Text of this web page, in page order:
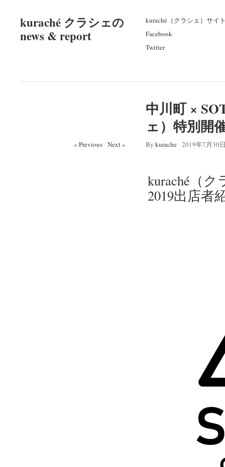
kuraché クラシェの
news & report
kuraché（クラシェ）サイ
Facebook
Twitter
中川町 ×
ェ）特別開
« Previous/ Next » By kurache/ 2019年7月30
kuraché（
2019出店者